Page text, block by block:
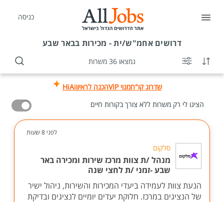
כניסה
דרושיםאחמ"ש/ית - מכירות בבאר שבע
נמצאו 36 משרות
שדרוג קו"חמנוי VIP הכנה לראיוןHiAi
הציגו לי רק משרות ללא צורך בקורות חיים
לפני 8 שעות
סלקום
מנהל /ת צוות מרכז שירות ומכירה באר
שבע -זמני /ת לחצי שנה
הנעת צוות לעמידה ביעדי המכירות והשירות, ניהול ישיר
של הנציגים במרכז. חלוקת יעדים יומיים לנציגים ובדיקת